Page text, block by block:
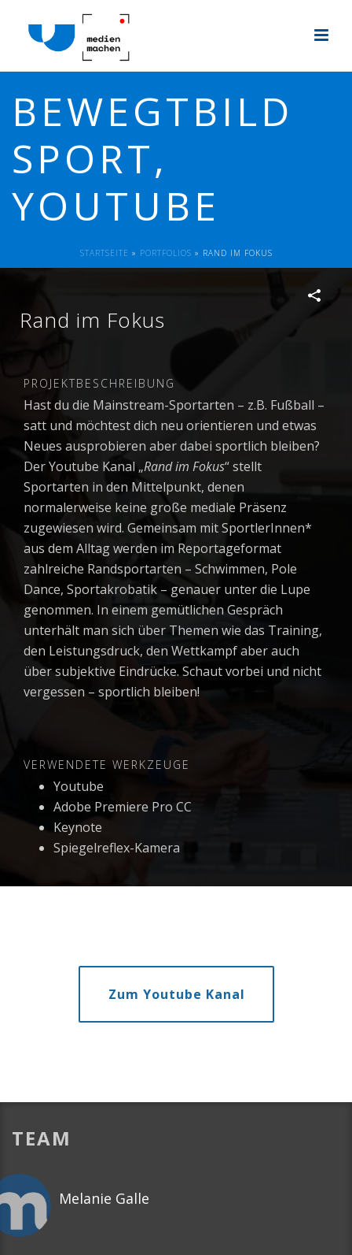
BEWEGTBILD
SPORT,
YOUTUBE
STARTSEITE » PORTFOLIOS » RAND IM FOKUS
Rand im Fokus
PROJEKTBESCHREIBUNG
Hast du die Mainstream-Sportarten – z.B. Fußball –
satt und möchtest dich neu orientieren und etwas
Neues ausprobieren aber dabei sportlich bleiben?
Der Youtube Kanal „Rand im Fokus“ stellt
Sportarten in den Mittelpunkt, denen
normalerweise keine große mediale Präsenz
zugewiesen wird. Gemeinsam mit SportlerInnen*
aus dem Alltag werden im Reportageformat
zahlreiche Randsportarten – Schwimmen, Pole
Dance, Sportakrobatik – genauer unter die Lupe
genommen. In einem gemütlichen Gespräch
unterhält man sich über Themen wie das Training,
den Leistungsdruck, den Wettkampf aber auch
über subjektive Eindrücke. Schaut vorbei und nicht
vergessen – sportlich bleiben!
VERWENDETE WERKZEUGE
Youtube
Adobe Premiere Pro CC
Keynote
Spiegelreflex-Kamera
Zum Youtube Kanal
TEAM
Melanie Galle